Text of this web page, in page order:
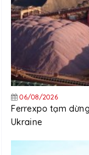
06/08/2026
Ferrexpo tạm
Ukraine